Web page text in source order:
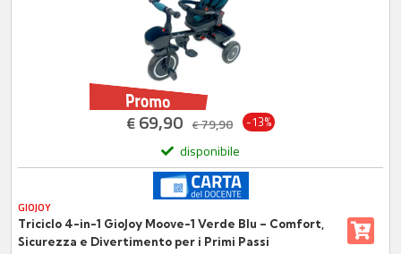
€69,90 €79,90 -13%
disponibile
GIOJOY
Triciclo 4-in-1 GioJoy Moove-1 Verde Blu – Comfort,
Sicurezza e Divertimento per i Primi Passi